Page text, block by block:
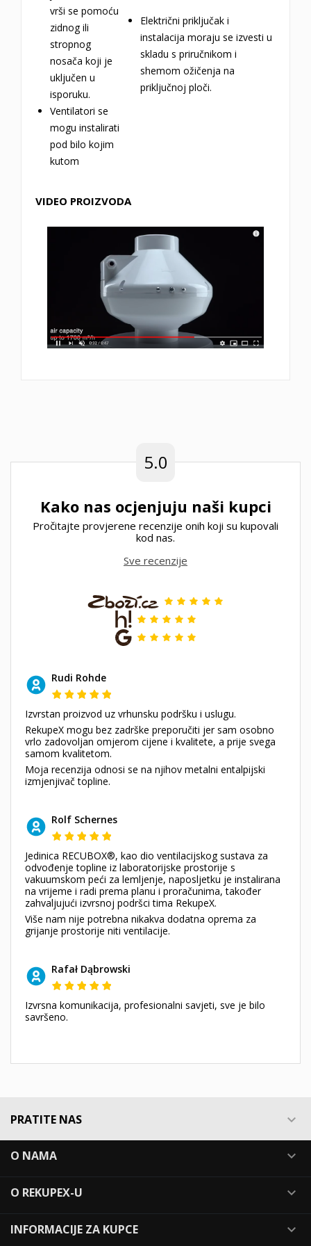
Električni priključak i
instalacija moraju se izvesti u
skladu s priručnikom i
shemom ožičenja na
priključnoj ploči.
vrši se pomoću
zidnog ili
stropnog
nosača koji je
uključen u
isporuku.
Ventilatori se
mogu instalirati
pod bilo kojim
kutom
VIDEO PROIZVODA
5.0
Kako nas ocjenjuju naši kupci
Pročitajte provjerene recenzije onih koji su kupovali
kod nas.
Sve recenzije
Rudi Rohde
Izvrstan proizvod uz vrhunsku podršku i uslugu.
RekupeX mogu bez zadrške preporučiti jer sam osobno
vrlo zadovoljan omjerom cijene i kvalitete, a prije svega
samom kvalitetom.
Moja recenzija odnosi se na njihov metalni entalpijski
izmjenjivač topline.
Rolf Schernes
Jedinica RECUBOX®, kao dio ventilacijskog sustava za
odvođenje topline iz laboratorijske prostorije s
vakuumskom peći za lemljenje, naposljetku je instalirana
na vrijeme i radi prema planu i proračunima, također
zahvaljujući izvrsnoj podršci tima RekupeX.
Više nam nije potrebna nikakva dodatna oprema za
grijanje prostorije niti ventilacije.
Rafał Dąbrowski
Izvrsna komunikacija, profesionalni savjeti, sve je bilo
savršeno.
PRATITE NAS 
O NAMA 
O REKUPEX-U 
INFORMACIJE ZA KUPCE 